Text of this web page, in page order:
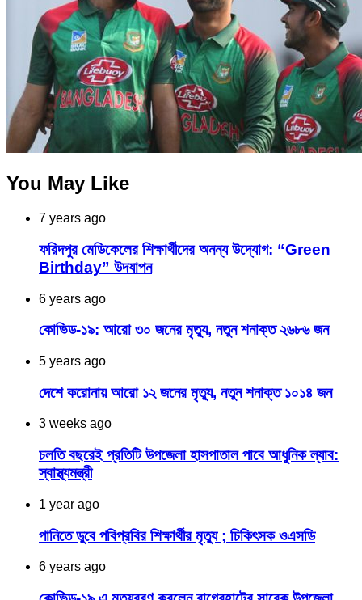
You May Like
7 years ago
ফরিদপুর মেডিকেলের শিক্ষার্থীদের অনন্য উদ্যোগ: “Green
Birthday” উদযাপন
6 years ago
কোভিড-১৯: আরো ৩০ জনের মৃত্যু, নতুন শনাক্ত ২৬৮৬ জন
5 years ago
দেশে করোনায় আরো ১২ জনের মৃত্যু, নতুন শনাক্ত ১০১৪ জন
3 weeks ago
চলতি বছরেই প্রতিটি উপজেলা হাসপাতাল পাবে আধুনিক ল্যাব:
স্বাস্থ্যমন্ত্রী
1 year ago
পানিতে ডুবে পবিপ্রবির শিক্ষার্থীর মৃত্যু ; চিকিৎসক ওএসডি
6 years ago